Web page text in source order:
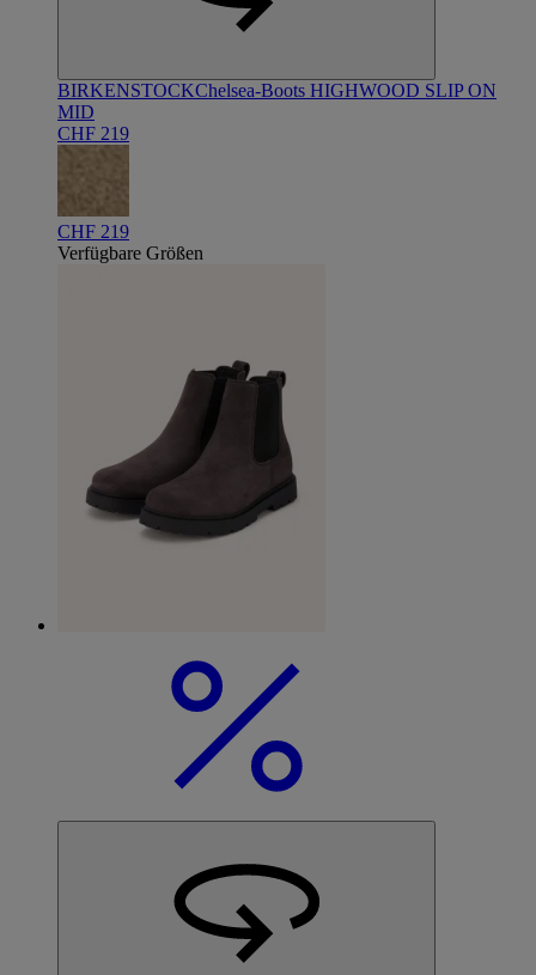
BIRKENSTOCKChelsea-Boots HIGHWOOD SLIP ON
MID
CHF 219
CHF 219
Verfügbare Größen